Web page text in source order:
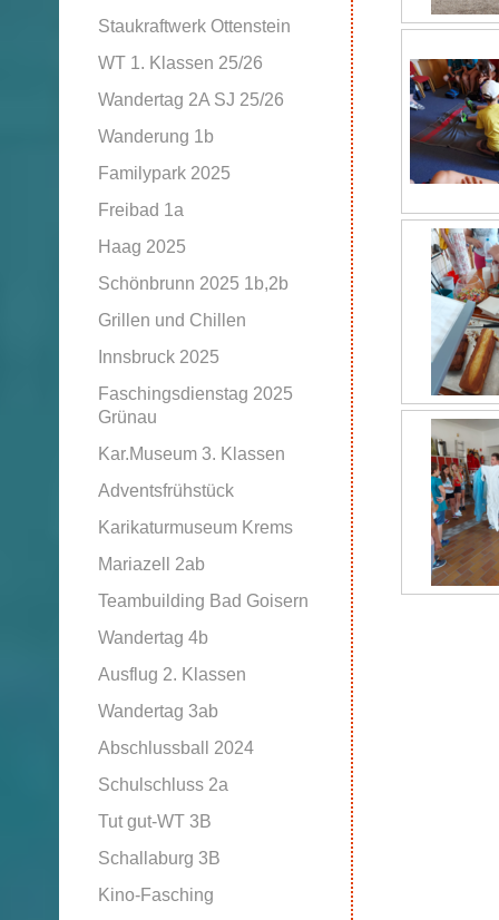
Staukraftwerk Ottenstein
WT 1. Klassen 25/26
Wandertag 2A SJ 25/26
Wanderung 1b
Familypark 2025
Freibad 1a
Haag 2025
Schönbrunn 2025 1b,2b
Grillen und Chillen
Innsbruck 2025
Faschingsdienstag 2025
Grünau
Kar.Museum 3. Klassen
Adventsfrühstück
Karikaturmuseum Krems
Mariazell 2ab
Teambuilding Bad Goisern
Wandertag 4b
Ausflug 2. Klassen
Wandertag 3ab
Abschlussball 2024
Schulschluss 2a
Tut gut-WT 3B
Schallaburg 3B
Kino-Fasching